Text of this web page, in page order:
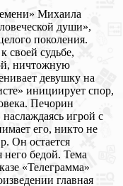
Михаила
души»,
поколения.
своей судьбе,
ничтожную
девушку на
инициирует спор,
Печорин
игрой с
его, никто не
Он остается
бедой. Тема
«Телеграмма»
главная